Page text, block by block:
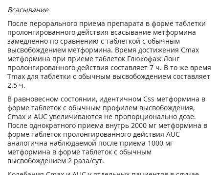
Всасывание
После перорального приема препарата в форме таблетки
пролонгированного действия всасывание метформина
замедленно по сравнению с таблеткой с обычным
высвобождением метформина. Время достижения Cmax
метформина при приеме таблеток Глюкофаж Лонг
пролонгированного действия составляет 7 ч. В то же время
Tmax для таблетки с обычным высвобождением составляет
2.5 ч.
В равновесном состоянии, идентичном Css метформина в
форме таблеток с обычным профилем высвобождения,
Cmax и AUC увеличиваются не пропорционально дозе.
После однократного приема внутрь 2000 мг метформина в
форме таблеток пролонгированного действия AUC
аналогична наблюдаемой после приема 1000 мг
метформина в форме таблеток с обычным
высвобождением 2 раза/сут.